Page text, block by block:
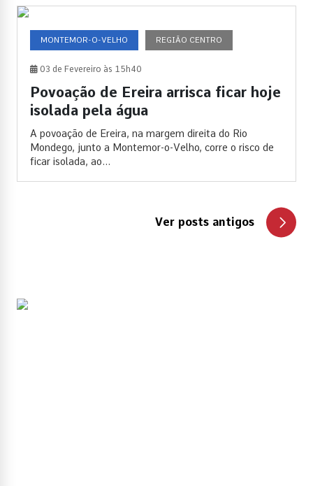
MONTEMOR-O-VELHO REGIÃO CENTRO
03 de Fevereiro às 15h40
Povoação de Ereira arrisca ficar hoje
isolada pela água
A povoação de Ereira, na margem direita do Rio
Mondego, junto a Montemor-o-Velho, corre o risco de
ficar isolada, ao...
Ver posts antigos